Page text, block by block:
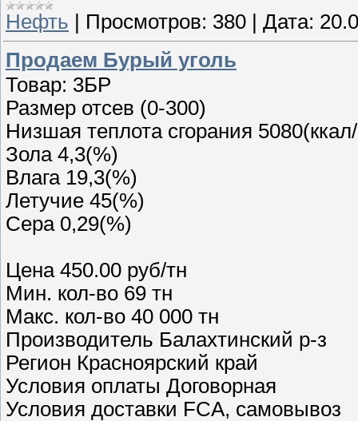
Нефть
Просмотров: 380 Дата:
Продаем Бурый уголь
Товар: 3БР
Размер отсев (0-300)
Низшая теплота сгорания 5080(ккал/
Зола 4,3(%)
Влага 19,3(%)
Летучие 45(%)
Сера 0,29(%)
Цена 450.00 руб/тн
Мин. кол-во 69 тн
Макс. кол-во 40 000 тн
Производитель Балахтинский р-з
Регион Красноярский край
Условия оплаты Договорная
Условия доставки FCA, самовывоз